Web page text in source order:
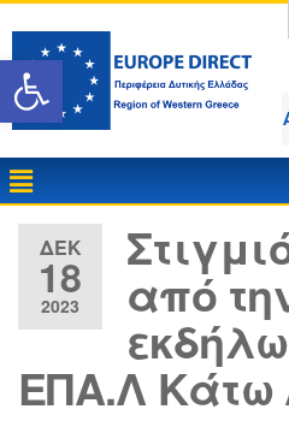
Ανοίξτε τη
ΔΕΚ
18
2023 από
ΕΠΑ.Λ Κάτω